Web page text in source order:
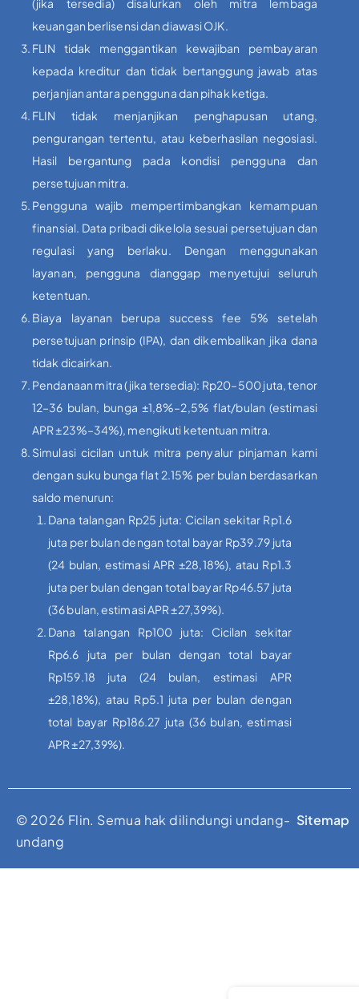
(jika tersedia) disalurkan oleh mitra lembaga
keuangan berlisensi dan diawasi OJK.
FLIN tidak menggantikan kewajiban pembayaran
kepada kreditur dan tidak bertanggung jawab atas
perjanjian antara pengguna dan pihak ketiga.
FLIN tidak menjanjikan penghapusan utang,
pengurangan tertentu, atau keberhasilan negosiasi.
Hasil bergantung pada kondisi pengguna dan
persetujuan mitra.
Pengguna wajib mempertimbangkan kemampuan
finansial. Data pribadi dikelola sesuai persetujuan dan
regulasi yang berlaku. Dengan menggunakan
layanan, pengguna dianggap menyetujui seluruh
ketentuan.
Biaya layanan berupa success fee 5% setelah
persetujuan prinsip (IPA), dan dikembalikan jika dana
tidak dicairkan.
Pendanaan mitra (jika tersedia): Rp20–500 juta, tenor
12–36 bulan, bunga ±1,8%–2,5% flat/bulan (estimasi
APR ±23%–34%), mengikuti ketentuan mitra.
Simulasi cicilan untuk mitra penyalur pinjaman kami
dengan suku bunga flat 2.15% per bulan berdasarkan
saldo menurun:
Dana talangan Rp25 juta: Cicilan sekitar Rp1.6
juta per bulan dengan total bayar Rp39.79 juta
(24 bulan, estimasi APR ±28,18%), atau Rp1.3
juta per bulan dengan total bayar Rp46.57 juta
(36 bulan, estimasi APR ±27,39%).
Dana talangan Rp100 juta: Cicilan sekitar
Rp6.6 juta per bulan dengan total bayar
Rp159.18 juta (24 bulan, estimasi APR
±28,18%), atau Rp5.1 juta per bulan dengan
total bayar Rp186.27 juta (36 bulan, estimasi
APR ±27,39%).
© 2026 Flin. Semua hak dilindungi undang-
undang
Sitemap